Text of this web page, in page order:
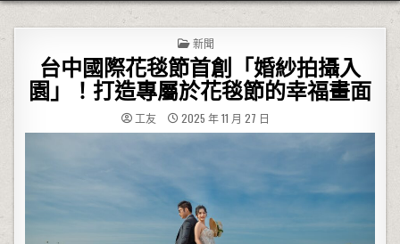
POSTED IN
新聞
台中國際花毯節首創「婚紗拍攝入
園」！打造專屬於花毯節的幸福畫面
工友 2025 年 11 月 27 日